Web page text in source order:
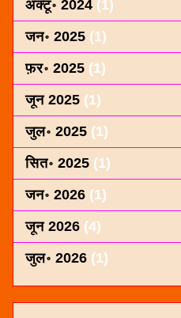
अक्टू॰ 2024 (1)
जन॰ 2025 (1)
फ़र॰ 2025 (1)
जून 2025 (1)
जुल॰ 2025 (1)
सित॰ 2025 (1)
जन॰ 2026 (1)
जून 2026 (4)
जुल॰ 2026 (1)